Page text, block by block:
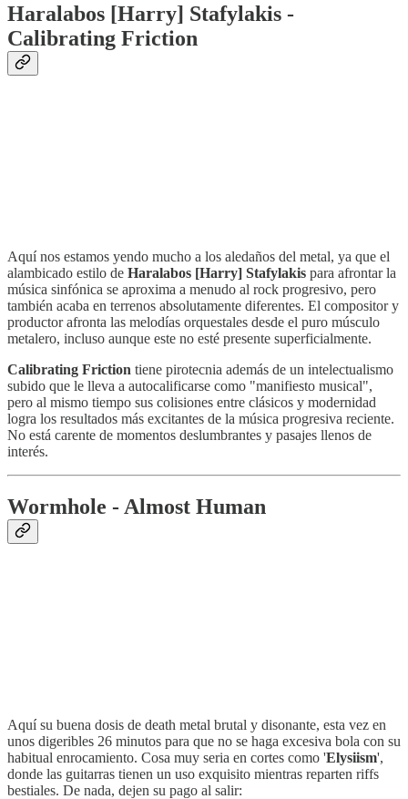
Haralabos [Harry] Stafylakis -
Calibrating Friction
Aquí nos estamos yendo mucho a los aledaños del metal, ya que el
alambicado estilo de Haralabos [Harry] Stafylakis para afrontar la
música sinfónica se aproxima a menudo al rock progresivo, pero
también acaba en terrenos absolutamente diferentes. El compositor y
productor afronta las melodías orquestales desde el puro músculo
metalero, incluso aunque este no esté presente superficialmente.
Calibrating Friction tiene pirotecnia además de un intelectualismo
subido que le lleva a autocalificarse como "manifiesto musical",
pero al mismo tiempo sus colisiones entre clásicos y modernidad
logra los resultados más excitantes de la música progresiva reciente.
No está carente de momentos deslumbrantes y pasajes llenos de
interés.
Wormhole - Almost Human
Aquí su buena dosis de death metal brutal y disonante, esta vez en
unos digeribles 26 minutos para que no se haga excesiva bola con su
habitual enrocamiento. Cosa muy seria en cortes como 'Elysiism',
donde las guitarras tienen un uso exquisito mientras reparten riffs
bestiales. De nada, dejen su pago al salir: